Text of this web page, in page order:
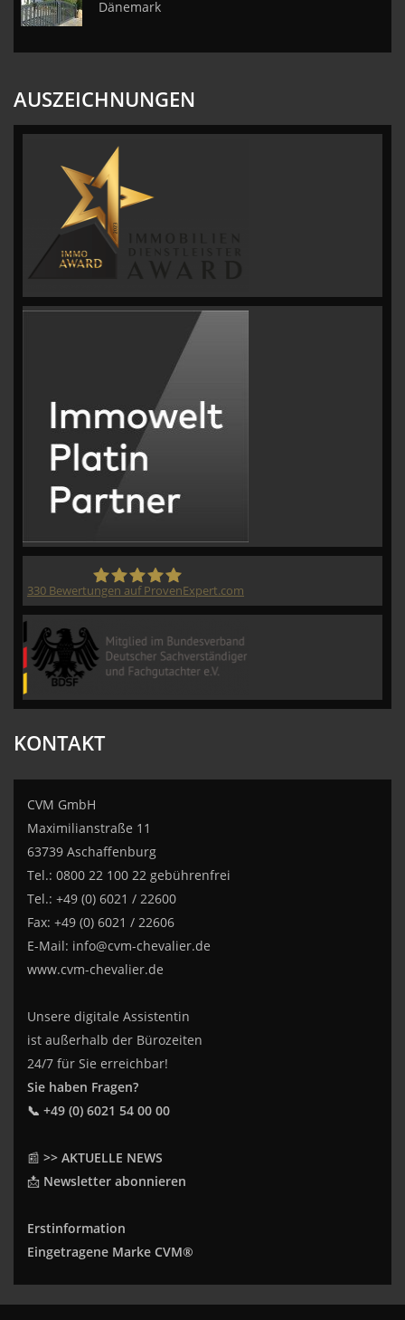
Dänemark
AUSZEICHNUNGEN
330 Bewertungen auf ProvenExpert.com
KONTAKT
CVM GmbH
Maximilianstraße 11
63739 Aschaffenburg
Tel.: 0800 22 100 22 gebührenfrei
Tel.: +49 (0) 6021 / 22600
Fax: +49 (0) 6021 / 22606
E-Mail: info@cvm-chevalier.de
www.cvm-chevalier.de
Unsere digitale Assistentin
ist außerhalb der Bürozeiten
24/7 für Sie erreichbar!
Sie haben Fragen?
📞 +49 (0) 6021 54 00 00
📰 >> AKTUELLE NEWS
📩 Newsletter abonnieren
Erstinformation
Eingetragene Marke CVM®